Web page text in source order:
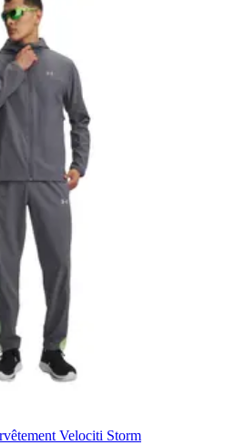
Velociti Storm